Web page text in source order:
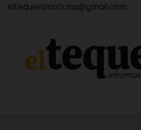
eltequenonoticias@gmail.com